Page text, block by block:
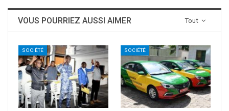
Tout
VOUS POURRIEZ AUSSI AIMER
SOCIÉTÉ SOCIÉTÉ